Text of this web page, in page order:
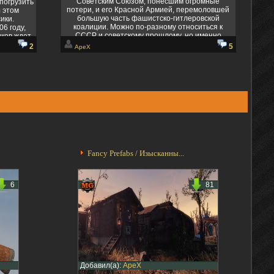
этом
году,
ждет
2
потери, и его Красной Армией, перемоловшей
большую часть фашистско-гитлеровской
коалиции. Можно по-разному относиться к
СССР и советскому прошлому, но именно
благодаря ему многие народы сохранили свою
идентичность или не были просто уничтожены.
ApeX 5
6
Fancy Prefabs / Изысканны...
81
Добавил(а): ApeX